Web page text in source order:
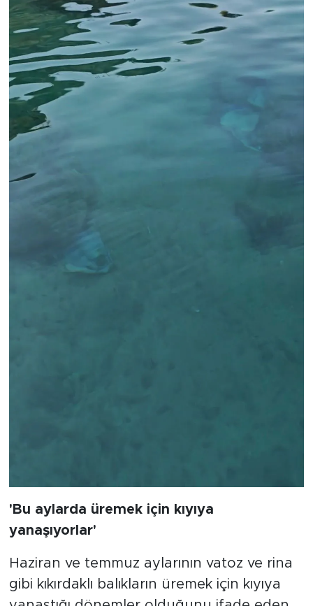
'Bu aylarda üremek için kıyıya
yanaşıyorlar'
Haziran ve temmuz aylarının vatoz ve rina
gibi kıkırdaklı balıkların üremek için kıyıya